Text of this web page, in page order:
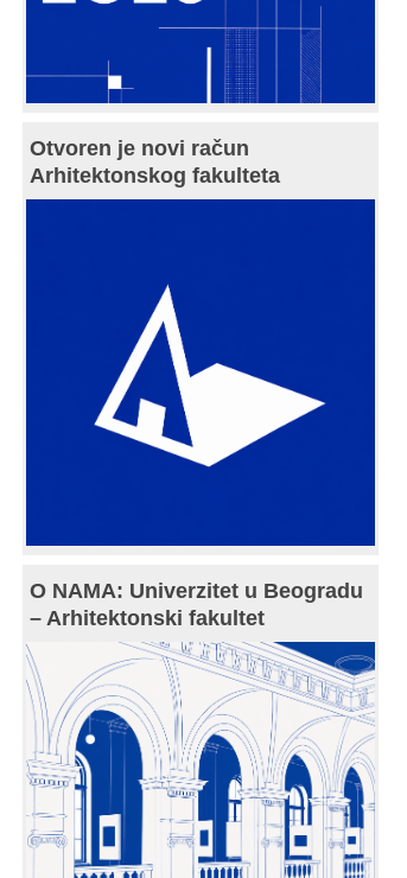
Otvoren je novi račun
Arhitektonskog fakulteta
O NAMA: Univerzitet u Beogradu
– Arhitektonski fakultet